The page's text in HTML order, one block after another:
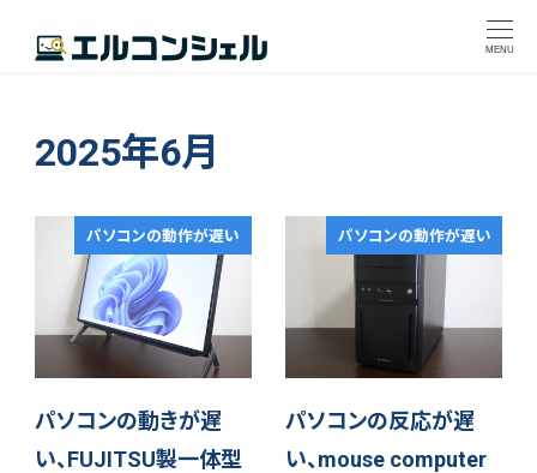
MENU
2025年6月
パソコンの動作が遅い
パソコンの動きが遅
い、FUJITSU製一体型
パソコンの動作が遅い
パソコンの反応が遅
い、mouse computer